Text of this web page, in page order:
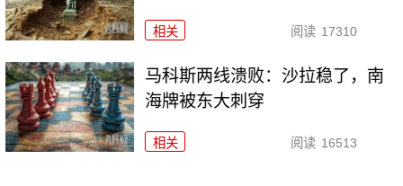
相关 阅读 17310
马科斯两线溃败：沙拉稳了，南
海牌被东大刺穿
相关 阅读 16513